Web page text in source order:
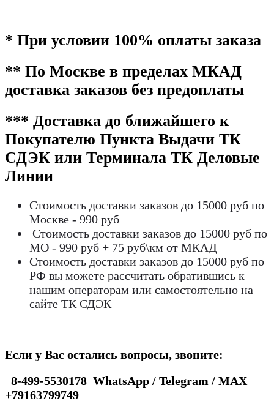
* При условии 100% оплаты заказа
** По Москве в пределах МКАД
доставка заказов без предоплаты
*** Доставка до ближайшего к
Покупателю Пункта Выдачи ТК
СДЭК или Терминала ТК Деловые
Линии
Стоимость доставки заказов до 15000 руб по
Москве - 990 руб
Стоимость доставки заказов до 15000 руб по
МО - 990 руб + 75 руб\км от МКАД
Стоимость доставки заказов до 15000 руб по
РФ вы можете рассчитать обратившись к
нашим операторам или самостоятельно на
сайте ТК СДЭК
Если у Вас остались вопросы, звоните:
8-499-5530178 WhatsApp / Telegram / MAX
+79163799749